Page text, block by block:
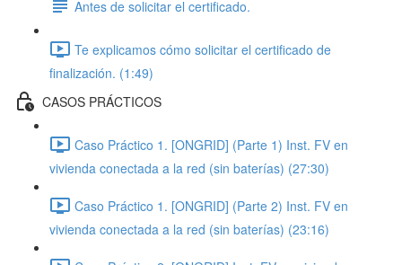
Antes de solicitar el certificado.
Te explicamos cómo solicitar el certificado de
finalización. (1:49)
CASOS PRÁCTICOS
Caso Práctico 1. [ONGRID] (Parte 1) Inst. FV en
vivienda conectada a la red (sin baterías) (27:30)
Caso Práctico 1. [ONGRID] (Parte 2) Inst. FV en
vivienda conectada a la red (sin baterías) (23:16)